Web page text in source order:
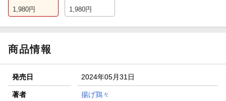
1,980円 1,980円
商品情報
発売日 2024年05月31日
著者 揚げ鶏々